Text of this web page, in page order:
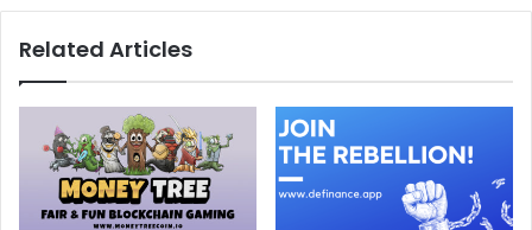
Related Articles